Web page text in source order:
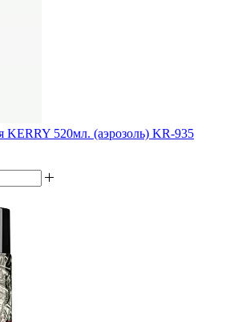
KERRY 520мл. (аэрозоль) KR-935